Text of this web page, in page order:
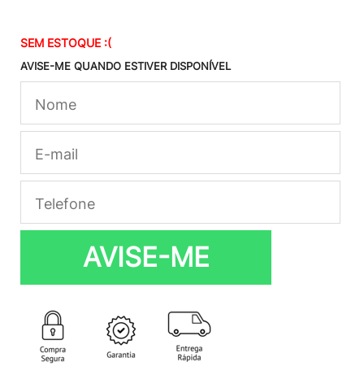
SEM ESTOQUE :(
AVISE-ME QUANDO ESTIVER DISPONÍVEL
AVISE-ME